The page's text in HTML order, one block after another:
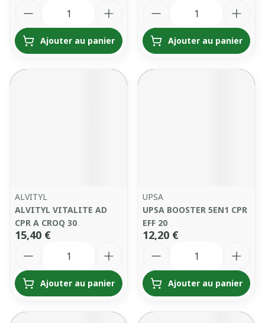
Ajouter au panier Ajouter au panier
ALVITYL
ALVITYL VITALITE AD
CPR A CROQ 30
15,40 €
Ajouter au panier
UPSA
UPSA BOOSTER 5EN1 CPR
EFF 20
12,20 €
Ajouter au panier